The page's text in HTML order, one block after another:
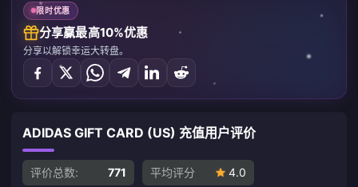
限时优惠
分享赢最高10%优惠
分享以解锁幸运大转盘。
ADIDAS GIFT CARD (US) 充值用户评价
评价总数: 771 平均评分 4.0